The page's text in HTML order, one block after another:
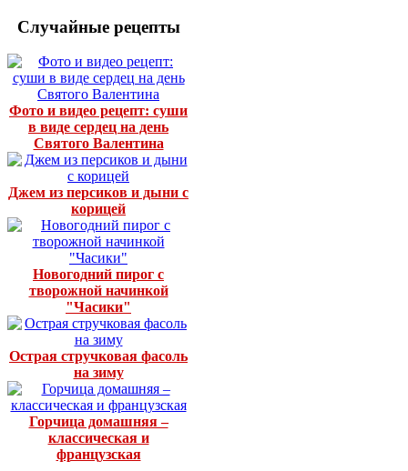
Случайные рецепты
Фото и видео рецепт: суши
в виде сердец на день
Святого Валентина
Джем из персиков и дыни с
корицей
Новогодний пирог с
творожной начинкой
"Часики"
Острая стручковая фасоль
на зиму
Горчица домашняя –
классическая и
французская